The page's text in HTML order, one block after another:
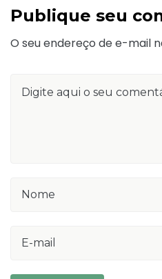
Publique seu
O seu endereço de e-mail